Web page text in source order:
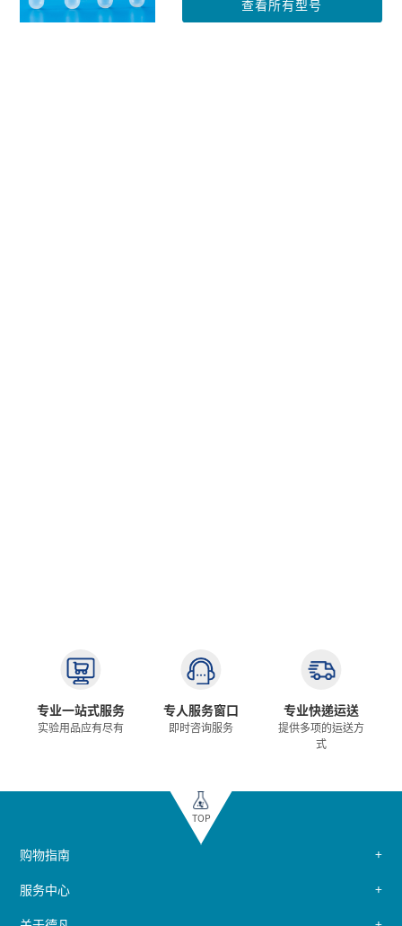
查看所有型号
专业一站式服务
实验用品应有尽有
专人服务窗口
即时咨询服务
专业快递运送
提供多项的运送方
式
TOP
购物指南
服务中心